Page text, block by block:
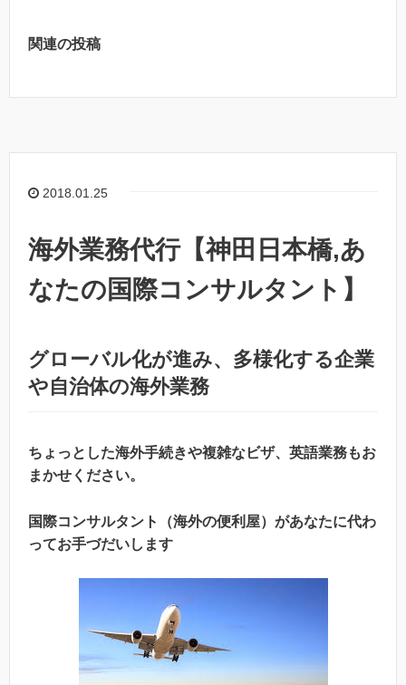
関連の投稿
2018.01.25
海外業務代行【神田日本橋,あ
なたの国際コンサルタント】
グローバル化が進み、多様化する企業
や自治体の海外業務
ちょっとした海外手続きや複雑なビザ、英語業務もお
まかせください。
国際コンサルタント（海外の便利屋）があなたに代わ
ってお手づだいします